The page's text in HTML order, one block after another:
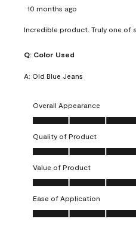
10 months ago
Incredible product. Truly one of
Q: Color Used
A: Old Blue Jeans
Overall Appearance
Overall Appearance, 5.0 out of
Quality of Product
Quality of Product, 5.0 out of
Value of Product
Value of Product, 5.0 out of 5
Ease of Application
Ease of Application, 5.0 out of